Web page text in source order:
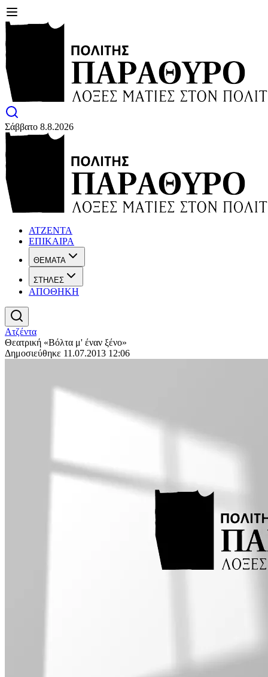
Σάββατο 8.8.2026
ΑΤΖΕΝΤΑ
ΕΠΙΚΑΙΡΑ
ΘΕΜΑΤΑ
ΣΤΗΛΕΣ
ΑΠΟΘΗΚΗ
Ατζέντα
Θεατρική «Βόλτα μ' έναν ξένο»
Δημοσιεύθηκε 11.07.2013 12:06